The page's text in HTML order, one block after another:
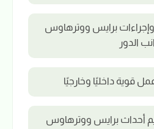
وإجراءات برايس ووترهاوس
الدور
قوية داخليًا وخارجيًا
أحداث برايس ووترهاوس